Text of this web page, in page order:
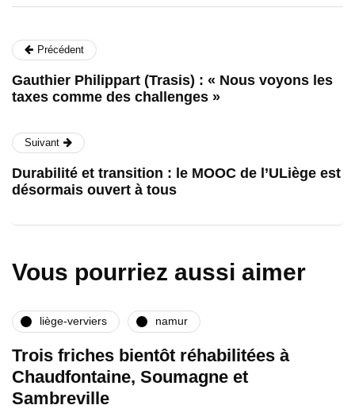
Précédent
Gauthier Philippart (Trasis) : « Nous voyons les
taxes comme des challenges »
Suivant
Durabilité et transition : le MOOC de l’ULiège est
désormais ouvert à tous
Vous pourriez aussi aimer
liège-verviers namur
Trois friches bientôt réhabilitées à
Chaudfontaine, Soumagne et
Sambreville